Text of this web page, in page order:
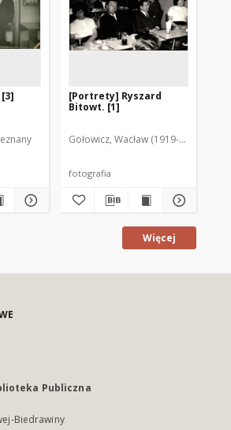
[Portrety] Ryszard
Bitowt. [1]
Gołowicz, Wacław (1919-1983). Fot.
fotografia
Więcej
Publiczna
Biedrawiny